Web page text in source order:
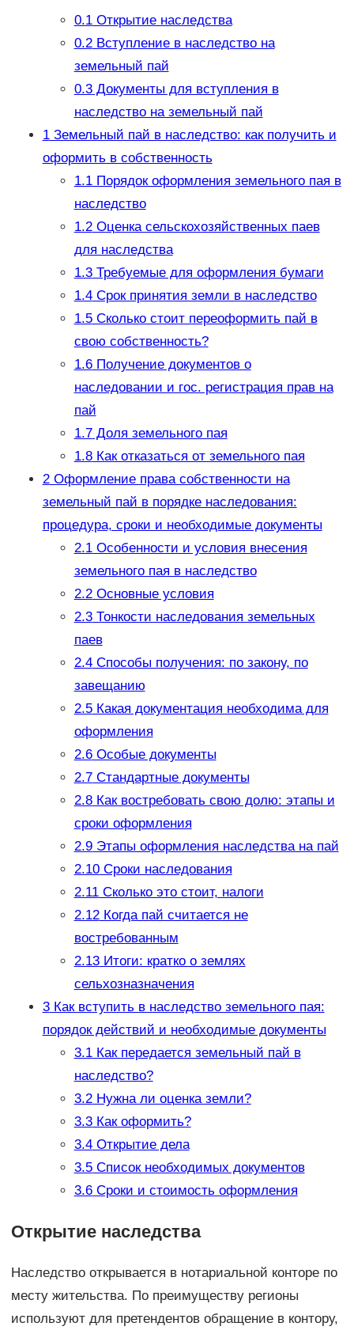
0.1Открытие наследства
0.2Вступление в наследство на
земельный пай
0.3Документы для вступления в
наследство на земельный пай
1Земельный пай в наследство: как получить и
оформить в собственность
1.1Порядок оформления земельного пая в
наследство
1.2Оценка сельскохозяйственных паев
для наследства
1.3Требуемые для оформления бумаги
1.4Срок принятия земли в наследство
1.5Cколько стоит переоформить пай в
свою собственность?
1.6Получение документов о
наследовании и гос. регистрация прав на
пай
1.7Доля земельного пая
1.8Как отказаться от земельного пая
2Оформление права собственности на
земельный пай в порядке наследования:
процедура, сроки и необходимые документы
2.1Особенности и условия внесения
земельного пая в наследство
2.2Основные условия
2.3Тонкости наследования земельных
паев
2.4Способы получения: по закону, по
завещанию
2.5Какая документация необходима для
оформления
2.6Особые документы
2.7Стандартные документы
2.8Как востребовать свою долю: этапы и
сроки оформления
2.9Этапы оформления наследства на пай
2.10Сроки наследования
2.11Сколько это стоит, налоги
2.12Когда пай считается не
востребованным
2.13Итоги: кратко о землях
сельхозназначения
3Как вступить в наследство земельного пая:
порядок действий и необходимые документы
3.1Как передается земельный пай в
наследство?
3.2Нужна ли оценка земли?
3.3Как оформить?
3.4Открытие дела
3.5Список необходимых документов
3.6Сроки и стоимость оформления
Открытие наследства
Наследство открывается в нотариальной конторе по
месту жительства. По преимуществу регионы
используют для претендентов обращение в контору,